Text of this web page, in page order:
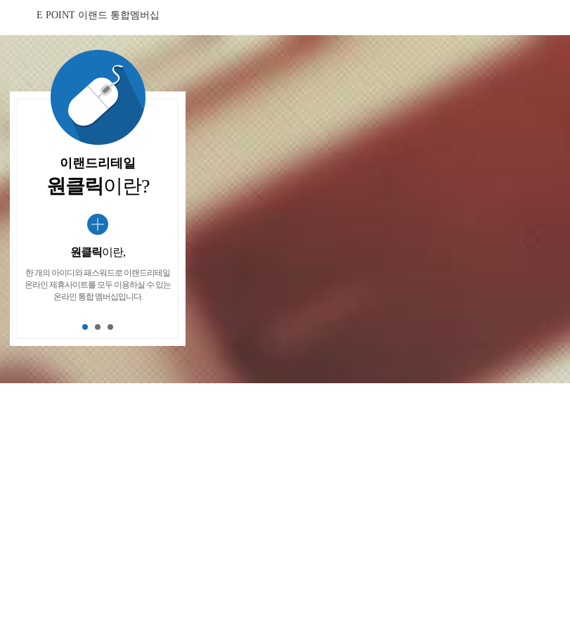
E POINT 이랜드 통합멤버십
이랜드리테일
원클릭이란?
원클릭이란,
한 개의 아이디와 패스워드로 이랜드리테일
온라인 제휴사이트를 모두 이용하실 수 있는
온라인 통합 멤버십입니다.